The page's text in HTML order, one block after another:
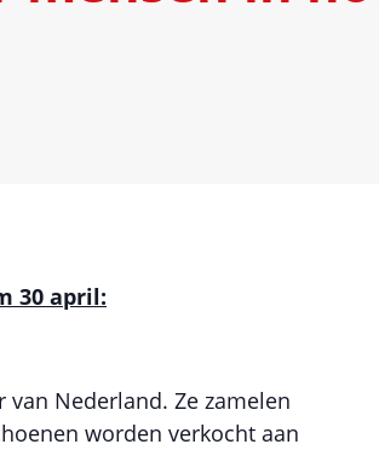
30 april:
van Nederland. Ze zamelen
worden verkocht aan